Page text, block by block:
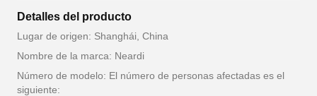
Detalles del producto
Lugar de origen: Shanghái, China
Nombre de la marca: Neardi
Número de modelo: El número de personas afectadas es el
siguiente: